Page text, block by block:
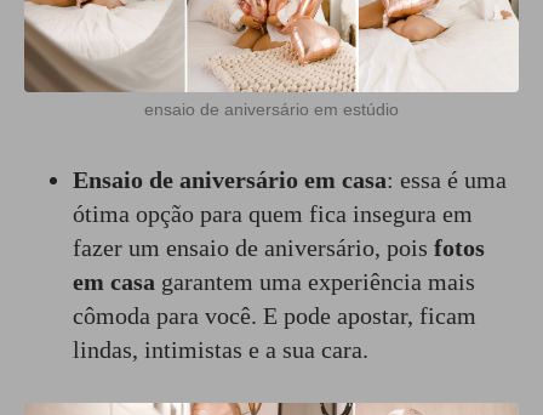
ensaio de aniversário em estúdio
Ensaio de aniversário em casa: essa é uma
ótima opção para quem fica insegura em
fazer um ensaio de aniversário, pois fotos
em casa garantem uma experiência mais
cômoda para você. E pode apostar, ficam
lindas, intimistas e a sua cara.